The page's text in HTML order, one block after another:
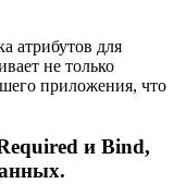
атрибутов для
не только
приложения, что
и Bind,